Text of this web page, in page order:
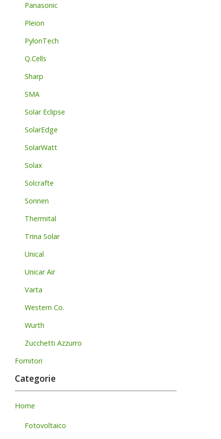
Panasonic
Pleion
PylonTech
Q.Cells
Sharp
SMA
Solar Eclipse
SolarEdge
SolarWatt
Solax
Solcrafte
Sonnen
Thermital
Trina Solar
Unical
Unicar Air
Varta
Western Co.
Wurth
Zucchetti Azzurro
Fornitori
Categorie
Home
Fotovoltaico